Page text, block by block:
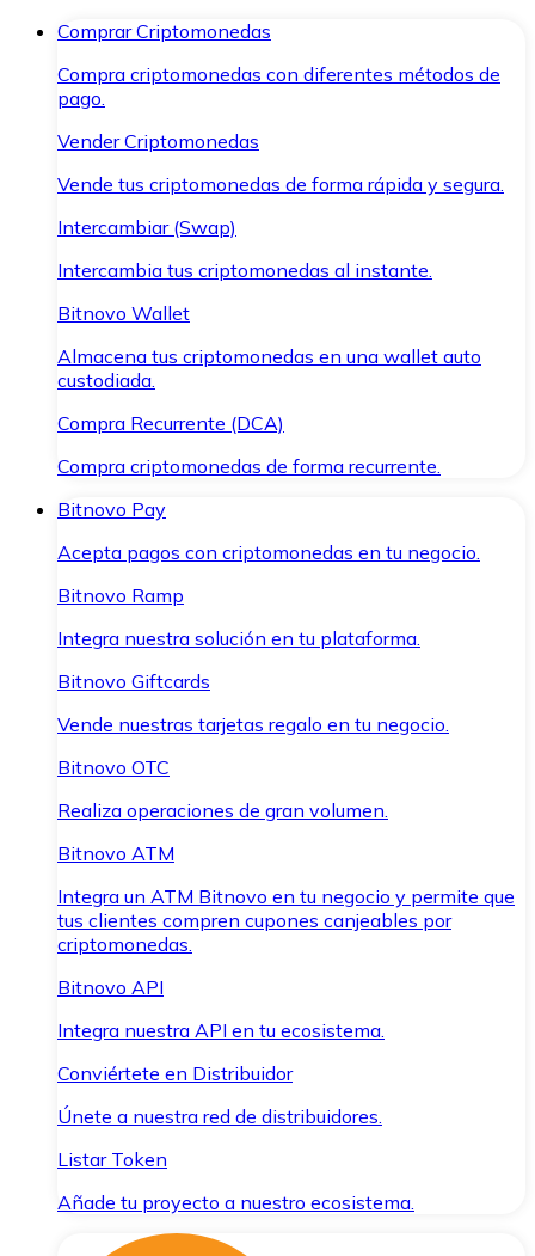
Comprar Criptomonedas
Compra criptomonedas con diferentes métodos de
pago.
Vender Criptomonedas
Vende tus criptomonedas de forma rápida y segura.
Intercambiar (Swap)
Intercambia tus criptomonedas al instante.
Bitnovo Wallet
Almacena tus criptomonedas en una wallet auto
custodiada.
Compra Recurrente (DCA)
Compra criptomonedas de forma recurrente.
Bitnovo Pay
Acepta pagos con criptomonedas en tu negocio.
Bitnovo Ramp
Integra nuestra solución en tu plataforma.
Bitnovo Giftcards
Vende nuestras tarjetas regalo en tu negocio.
Bitnovo OTC
Realiza operaciones de gran volumen.
Bitnovo ATM
Integra un ATM Bitnovo en tu negocio y permite que
tus clientes compren cupones canjeables por
criptomonedas.
Bitnovo API
Integra nuestra API en tu ecosistema.
Conviértete en Distribuidor
Únete a nuestra red de distribuidores.
Listar Token
Añade tu proyecto a nuestro ecosistema.